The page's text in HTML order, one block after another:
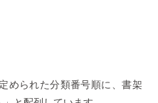
められた分類番号順に、書架